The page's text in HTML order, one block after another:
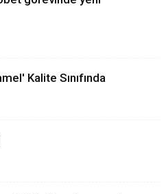
Kalite Sınıfında